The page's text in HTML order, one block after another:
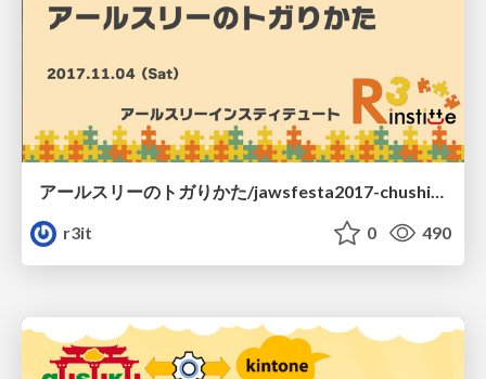
アールスリーのトガりかた/jawsfesta2017-chushikoku
r3it
0 490